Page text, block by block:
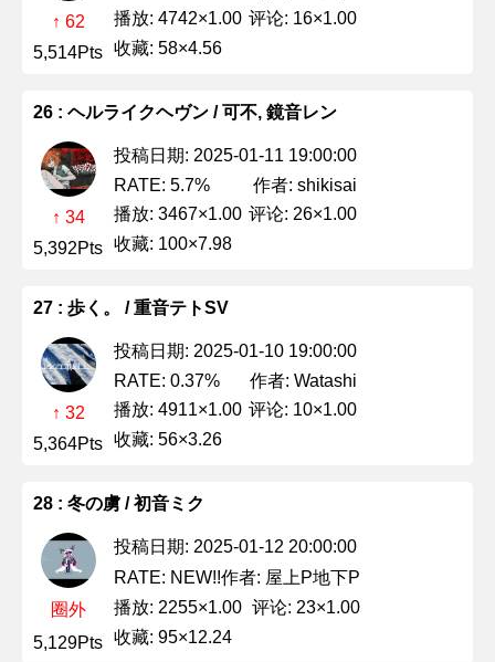
↑ 62
5,514Pts
播放: 4742×1.00 评论: 16×1.00
收藏: 58×4.56
26 : ヘルライクヘヴン / 可不, 鏡音レン
↑ 34
5,392Pts
投稿日期: 2025-01-11 19:00:00
RATE: 5.7%
作者: shikisai
播放: 3467×1.00 评论: 26×1.00
收藏: 100×7.98
27 : 歩く。 / 重音テトSV
↑ 32
5,364Pts
投稿日期: 2025-01-10 19:00:00
RATE: 0.37%
作者: Watashi
播放: 4911×1.00 评论: 10×1.00
收藏: 56×3.26
28 : 冬の虜 / 初音ミク
圈外
5,129Pts
投稿日期: 2025-01-12 20:00:00
RATE: NEW!!作者: 屋上P地下P
播放: 2255×1.00 评论: 23×1.00
收藏: 95×12.24